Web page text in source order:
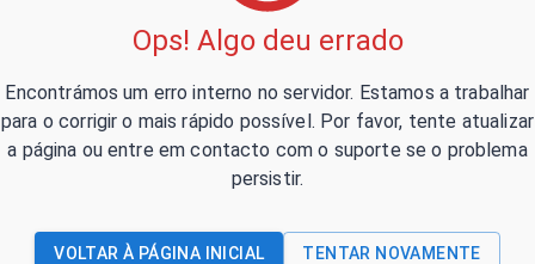
Ops! Algo deu errado
Encontrámos um erro interno no servidor. Estamos a trabalhar
para o corrigir o mais rápido possível. Por favor, tente atualizar
a página ou entre em contacto com o suporte se o problema
persistir.
VOLTAR À PÁGINA INICIAL TENTAR NOVAMENTE